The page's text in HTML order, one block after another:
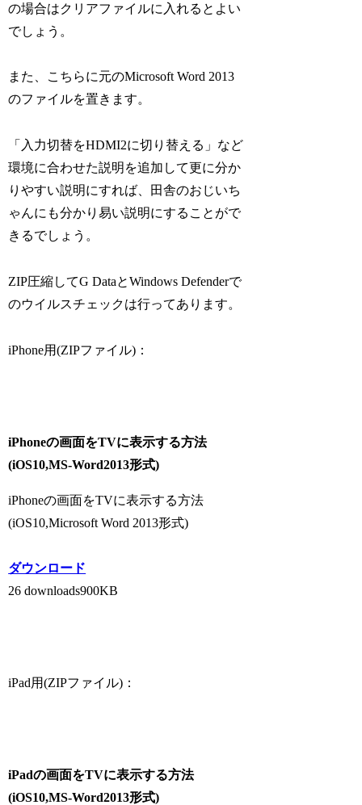
の場合はクリアファイルに入れるとよい
でしょう。
また、こちらに元のMicrosoft Word 2013
のファイルを置きます。
「入力切替をHDMI2に切り替える」など
環境に合わせた説明を追加して更に分か
りやすい説明にすれば、田舎のおじいち
ゃんにも分かり易い説明にすることがで
きるでしょう。
ZIP圧縮してG DataとWindows Defenderで
のウイルスチェックは行ってあります。
iPhone用(ZIPファイル)：
iPhoneの画面をTVに表示する方法
(iOS10,MS-Word2013形式)
iPhoneの画面をTVに表示する方法
(iOS10,Microsoft Word 2013形式)
ダウンロード
26 downloads900KB
iPad用(ZIPファイル)：
iPadの画面をTVに表示する方法
(iOS10,MS-Word2013形式)